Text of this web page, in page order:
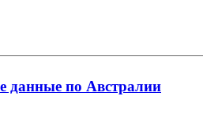
данные по Австралии